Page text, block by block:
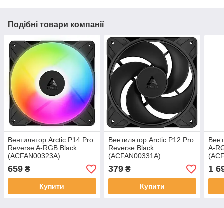
Подібні товари компанії
Вентилятор Arctic P14 Pro
Reverse A-RGB Black
(ACFAN00323A)
659 ₴
Купити
Вентилятор Arctic P12 Pro
Reverse Black
(ACFAN00331A)
379₴
Купити
A-
1